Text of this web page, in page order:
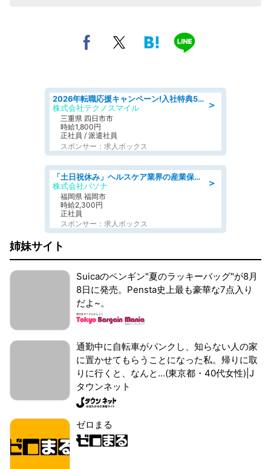
＞
2026年転職応援キャンペーン!入社特典58万円/デンソーで働こう!自動車工場で小型部品の検査業務 denso aichi
株式会社テクノスマイル
三重県 四日市市
時給1,800円
正社員 / 派遣社員
スポンサー：求人ボックス
＞
「土日祝休み」ヘルスケア業界の産業保健師/高時給/未経験OK/要資格:保健師、正看護師
株式会社パソナ
福岡県 福岡市
時給2,300円
正社員
スポンサー：求人ボックス
姉妹サイト
Suicaのペンギン"夏のラッキーバッグ"が8月
8日に発売。Pensta史上最も豪華な7点入り
だよ~。
通勤中に自転車がパンクし、知らない人の家
に置かせてもらうことになった私。帰りに取
りに行くと、なんと...(東京都・40代女性)|J
タウンネット
ゼロまる